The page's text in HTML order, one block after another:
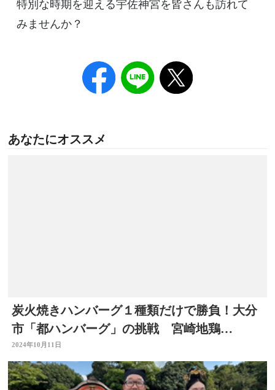
特別な時期を迎える宇佐神宮を皆さんも訪れて
みませんか？
あなたにオススメ
炭火焼きハンバーグ１種類だけで勝負！大分
市「都ハンバーグ」の挑戦 宮崎地鶏
100%・こだわり抜いたランチ 【おのりの
いただきますっ！】
2024年10月11日